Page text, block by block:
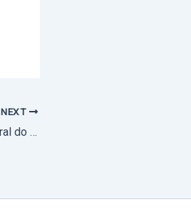
NEXT
1 de dezembro: Bênção e concerto inaugural do novo Órgão da Igreja Matriz de Fronteira